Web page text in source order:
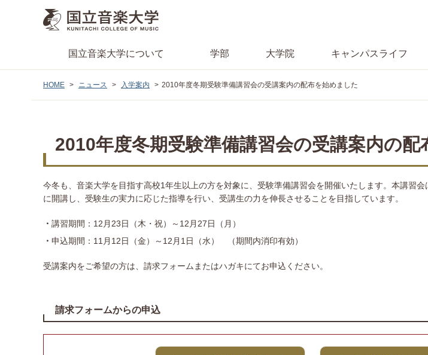
国立音楽大学について 学部 大学院 キャンパスライフ
HOME ニュース 入学案内 2010年度冬期受験準備講習会の受講案内の配布を始めました
2010年度冬期受験準備講習会の受講案内の配
今冬も、音楽大学を目指す高校1年生以上の方を対象に、受験準備講習会を開催いたします。本講習
に開講し、受験生の実力に応じた指導を行い、受講生の力を伸長させることを目指しています。
講習期間：12月23日（木・祝）～12月27日（月）
申込期間：11月12日（金）～12月1日（水） （期間内消印有効）
受講案内をご希望の方は、請求フォームまたはハガキにてお申込ください。
請求フォームからの申込